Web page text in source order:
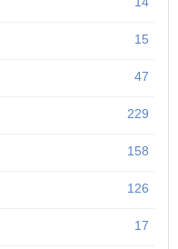
15
47
229
158
126
17